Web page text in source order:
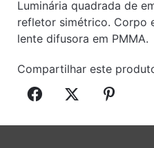
Luminária quadrada de
refletor simétrico. Corpo
lente difusora em PMMA.
Compartilhar este